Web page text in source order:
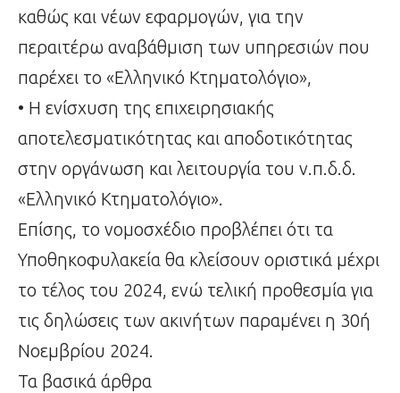
καθώς και νέων εφαρμογών, για την
περαιτέρω αναβάθμιση των υπηρεσιών που
παρέχει το «Ελληνικό Κτηματολόγιο»,
• Η ενίσχυση της επιχειρησιακής
αποτελεσματικότητας και αποδοτικότητας
στην οργάνωση και λειτουργία του ν.π.δ.δ.
«Ελληνικό Κτηματολόγιο».
Επίσης, το νομοσχέδιο προβλέπει ότι τα
Υποθηκοφυλακεία θα κλείσουν οριστικά μέχρι
το τέλος του 2024, ενώ τελική προθεσμία για
τις δηλώσεις των ακινήτων παραμένει η 30ή
Νοεμβρίου 2024.
Τα βασικά άρθρα